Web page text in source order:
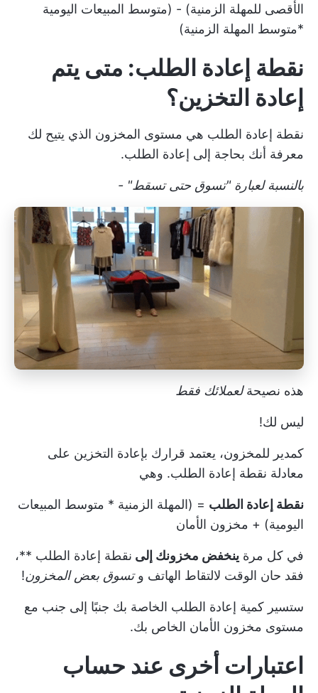
الأقصى للمهلة الزمنية) - (متوسط المبيعات اليومية
*متوسط المهلة الزمنية)
نقطة إعادة الطلب: متى يتم
إعادة التخزين؟
نقطة إعادة الطلب هي مستوى المخزون الذي يتيح لك
معرفة أنك بحاجة إلى إعادة الطلب.
بالنسبة لعبارة "تسوق حتى تسقط" -
هذه نصيحةلعملائك فقط
ليس لك!
كمدير للمخزون، يعتمد قرارك بإعادة التخزين على
معادلة نقطة إعادة الطلب. وهي
نقطة إعادة الطلب = (المهلة الزمنية * متوسط المبيعات
اليومية) + مخزون الأمان
في كل مرة ينخفض مخزونك إلى نقطة إعادة الطلب **،
فقد حان الوقت لالتقاط الهاتف وتسوق بعض المخزون!
ستسير كمية إعادة الطلب الخاصة بك جنبًا إلى جنب مع
مستوى مخزون الأمان الخاص بك.
اعتبارات أخرى عند حساب